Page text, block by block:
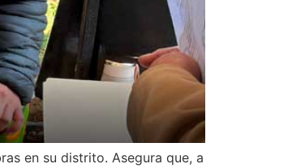
en su distrito. Asegura que, a